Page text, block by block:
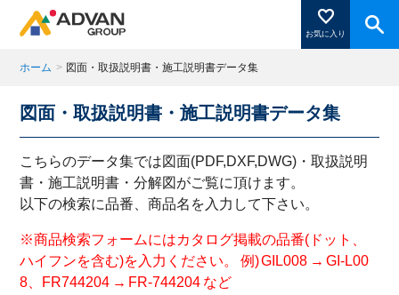
お気に入り
商品ページにある「お気に入り登録」を押すと登録した
商品がここに表示されます。
ホーム > 図面・取扱説明書・施工説明書データ集
図面・取扱説明書・施工説明書データ集
こちらのデータ集では図面(PDF,DXF,DWG)・取扱説明
書・施工説明書・分解図がご覧に頂けます。
以下の検索に品番、商品名を入力して下さい。
※商品検索フォームにはカタログ掲載の品番(ドット、
ハイフンを含む)を入力ください。 例) GIL008 → GI-L00
8、FR744204 → FR-744204 など